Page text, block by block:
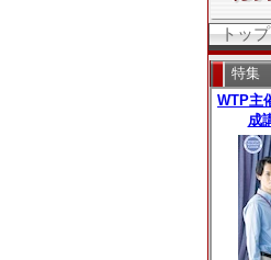
トップ
特集